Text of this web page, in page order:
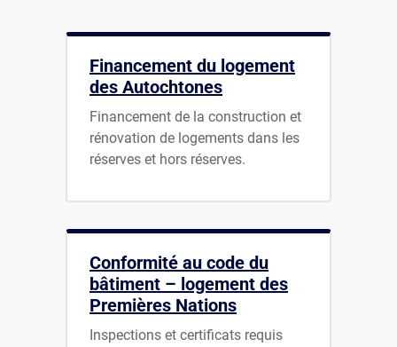
Financement du logement
des Autochtones
Financement de la construction et
rénovation de logements dans les
réserves et hors réserves.
Conformité au code du
bâtiment – logement des
Premières Nations
Inspections et certificats requis